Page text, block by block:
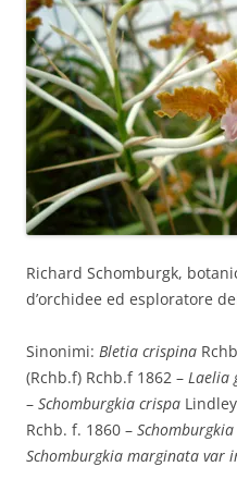
Richard Schomburgk,
d’orchidee ed esploratore
Sinonimi: Bletia crispina
(Rchb.f) Rchb.f 1862 – Laelia
– Schomburgkia crispa
Rchb. f. 1860 –
Schomburgkia marginata var